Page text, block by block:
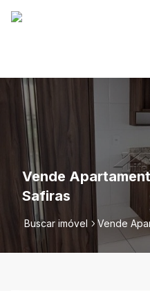
Vende
Safiras
Buscar imóvel Vende